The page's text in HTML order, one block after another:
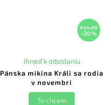
€34,99
–20 %
Pánska mikina Králi sa rodia
v novembri
Ihneď k odoslaniu
To chcem